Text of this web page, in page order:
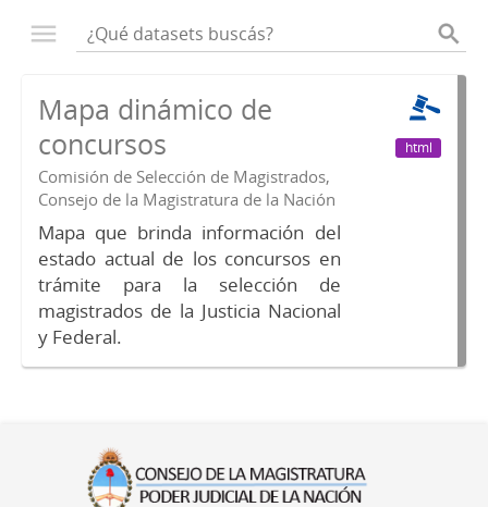
Mapa dinámico de
concursos
Comisión de Selección de Magistrados,
Consejo de la Magistratura de la Nación
Mapa que brinda información del
estado actual de los concursos en
trámite para la selección de
magistrados de la Justicia Nacional
y Federal.
html